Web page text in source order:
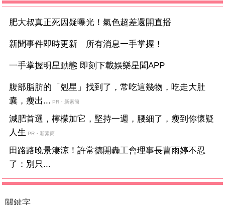
肥大叔真正死因疑曝光！氣色超差還開直播
新聞事件即時更新 所有消息一手掌握！
一手掌握明星動態 即刻下載娛樂星聞APP
腹部脂肪的「剋星」找到了，常吃這幾物，吃走大肚
囊，瘦出... PR・新素簡
減肥首選，檸檬加它，堅持一週，腰細了，瘦到你懷疑
人生 PR・新素簡
田路路晚景淒涼！許常德開轟工會理事長曹雨婷不忍
了：別只...
關鍵字